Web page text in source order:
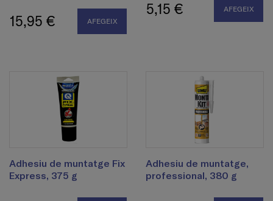
15,95 € AFEGEIX
5,15 € AFEGEIX
Adhesiu de muntatge Fix
Express, 375 g
Adhesiu de muntatge,
professional, 380 g